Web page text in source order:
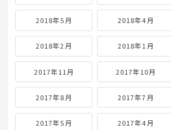
2018年5月 2018年4月
2018年2月 2018年1月
2017年11月 2017年10月
2017年8月 2017年7月
2017年5月 2017年4月